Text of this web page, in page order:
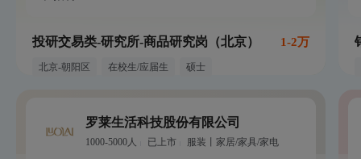
投研交易类-研究所-商品研究岗（北京） 1-2万
北京-朝阳区 在校生/应届生 硕士
罗莱生活科技股份有限公司
1000-5000人 已上市 服装丨家居/家具/家电